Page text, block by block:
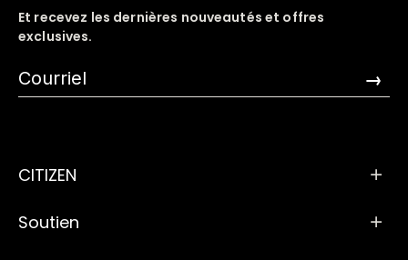
Et recevez les dernières nouveautés et offres
exclusives.
→
CITIZEN
Soutien